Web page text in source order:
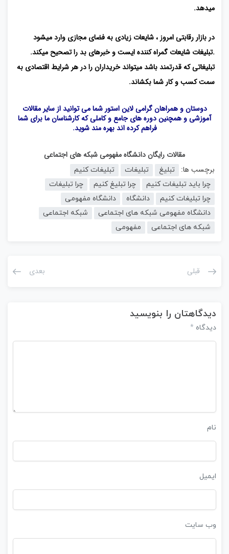
میدهد.
در بازار رقابتی امروز ، شایعات زیادی به فضای مجازی وارد میشود
.تبلیغات شایعات گمراه کننده ایست و خبرهای بد را تصحیح میکند.
تبلیغاتی که قدرتمند باشد میتواند خریداران را در هر شرایط اقتصادی به
سمت کسب و کار شما بکشاند.
دوستان و همراهان گرامی لاین استور شما می توانید از سایر مقالات
آموزشی و همچنین دوره های جامع و کاملی که کارشناسان ما برای شما
فراهم کرده اند بهره مند شوید.
مقالات رایگان دانشگاه مفهومی شبکه های اجتماعی
برچسب ها:
تبلیغ تبلیغات
تبلیغات کنیم
چرا باید تبلیغات کنیم
چرا تبلیغ کنیم
چرا تبلیغات
چرا تبلیغات کنیم
دانشگاه
دانشگاه مفهومی
دانشگاه مفهومی شبکه های اجتماعی
شبکه اجتماعی
شبکه های اجتماعی
مفهومی
قبلی بعدی
دیدگاهتان را بنویسید
دیدگاه *
نام
ایمیل
وب‌ سایت